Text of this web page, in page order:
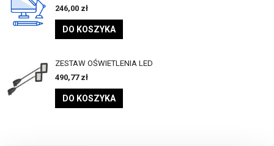
246,00 zł
DO KOSZYKA
ZESTAW OŚWIETLENIA LED
490,77 zł
DO KOSZYKA